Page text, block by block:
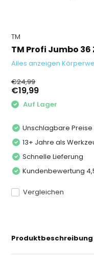
TM
TM Profi Jumbo
Alles anzeigen
€24,99
€19,99
Auf Lager
Unschlagbare Preise
13+ Jahre als
Schnelle Lieferung
Kundenbewertung
Vergleichen
Produktbeschreibung